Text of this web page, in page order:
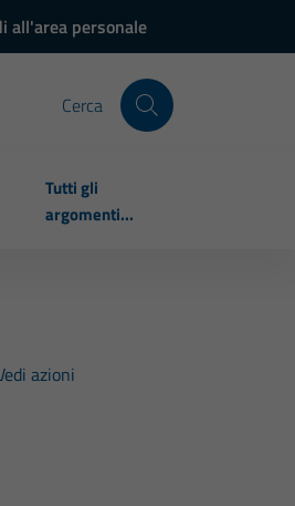
all'area personale
Cerca
Tutti gli
argomenti...
azioni